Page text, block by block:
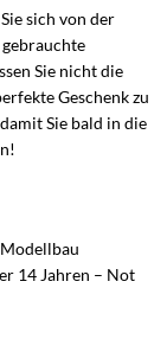
sich von der
Sie nicht die
Geschenk zu
Sie bald in die
14 Jahren – Not